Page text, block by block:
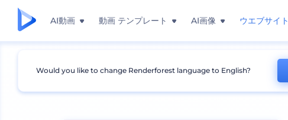
AI動画 動画 テンプレート AI画像 ウエブサイト
モックアップ アパレル Tシャツのモックアップ
Would you like to change Renderforest language to English?